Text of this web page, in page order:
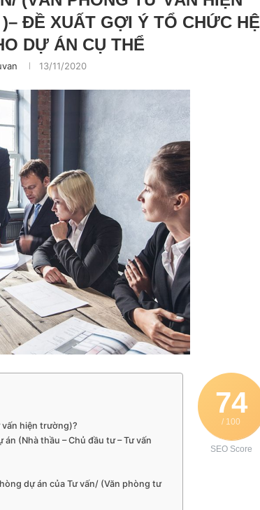
ĐỀ XUẤT GỢI Ý TỔ CHỨC HỆ
DỰ ÁN CỤ THỂ
13/11/2020
74
/ 100
SEO Score
vấn hiện trường)?
(Nhà thầu – Chủ đầu tư – Tư vấn
dự án của Tư vấn/ (Văn phòng tư